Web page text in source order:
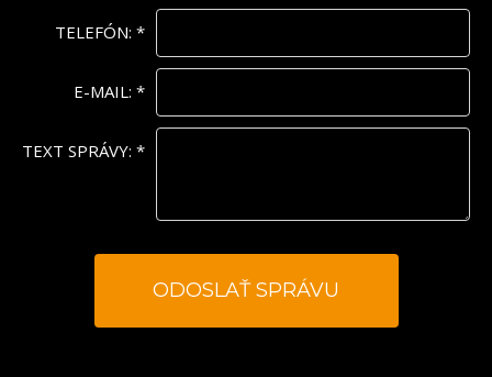
TELEFÓN: *
E-MAIL: *
TEXT SPRÁVY: *